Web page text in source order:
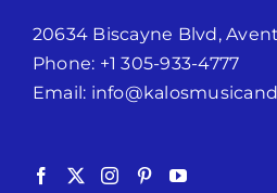
20634 Biscayne Blvd,
Phone: +1 305-933-4777
Email: